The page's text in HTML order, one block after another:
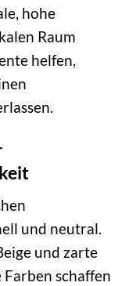
hohe
Raum
helfen,
und neutral.
und zarte
schaffen